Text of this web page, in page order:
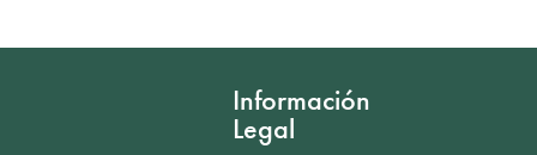
Información
Legal